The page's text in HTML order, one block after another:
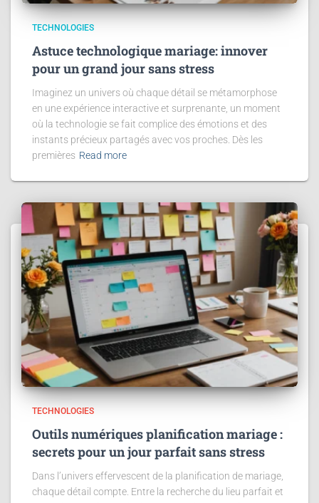
TECHNOLOGIES
Astuce technologique mariage: innover
pour un grand jour sans stress
Imaginez un univers où chaque détail se métamorphose
en une expérience interactive et surprenante, un moment
où la technologie se fait complice des émotions et des
instants précieux partagés avec vos proches. Dès les
premières Read more
TECHNOLOGIES
Outils numériques planification mariage :
secrets pour un jour parfait sans stress
Dans l’univers effervescent de la planification de mariage,
chaque détail compte. Entre la recherche du lieu parfait et